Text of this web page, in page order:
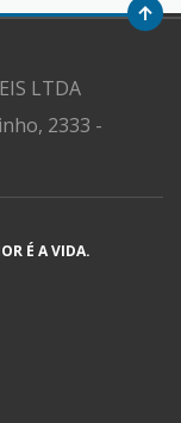
LTDA
2333 -
É A VIDA.